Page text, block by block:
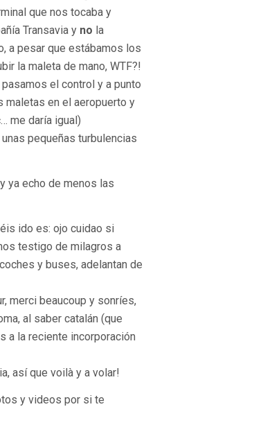
que nos tocaba y
Transavia y no la
a pesar que estábamos los
la maleta de mano, WTF?!
el control y a punto
maletas en el aeropuerto y
me daría igual)
pequeñas turbulencias
ya echo de menos las
ido es: ojo cuidao si
testigo de milagros a
y buses, adelantan de
merci beaucoup y sonríes,
al saber catalán (que
a la reciente incorporación
así que voilà y a volar!
y videos por si te